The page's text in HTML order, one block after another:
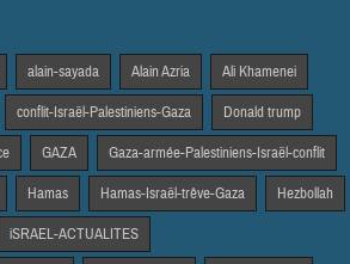
alain-sayada Alain Azria Ali Khamenei
conflit-Israël-Palestiniens-Gaza Donald trump
GAZA Gaza-armée-Palestiniens-Israël-conflit
Hamas Hamas-Israël-trêve-Gaza Hezbollah
iSRAEL-ACTUALITES